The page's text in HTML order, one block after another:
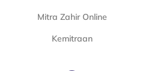
Mitra Zahir Online
Kemitraan